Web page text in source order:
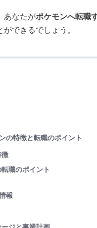
あなたがポケモンへ転職
ができるでしょう。
の特徴と転職のポイント
徴
職のポイント
報